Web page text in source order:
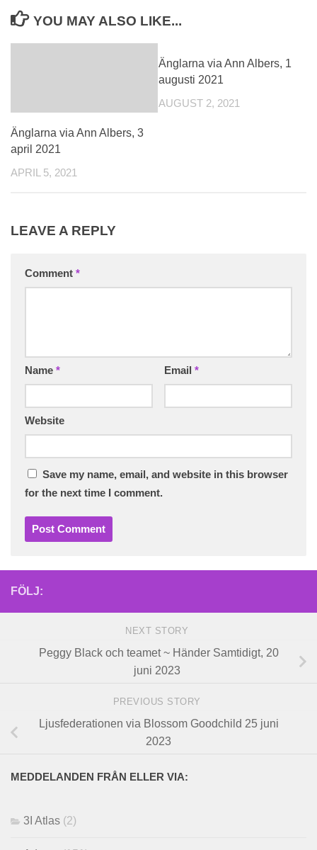
YOU MAY ALSO LIKE...
Änglarna via Ann Albers, 3
april 2021
APRIL 5, 2021
Änglarna via Ann Albers, 1
augusti 2021
AUGUST 2, 2021
LEAVE A REPLY
Comment *
Name * Email *
Website
Save my name, email, and website in this browser
for the next time I comment.
FÖLJ:
NEXT STORY
Peggy Black och teamet ~ Händer Samtidigt, 20
juni 2023
PREVIOUS STORY
Ljusfederationen via Blossom Goodchild 25 juni
2023
MEDDELANDEN FRÅN ELLER VIA:
3I Atlas (2)